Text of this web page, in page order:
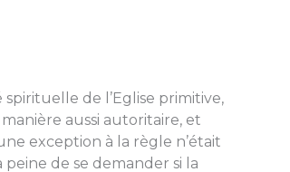
de l’Eglise primitive,
aussi autoritaire, et
exception à la règle n’était
de se demander si la